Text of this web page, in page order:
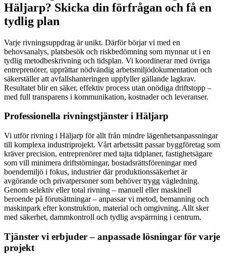
Häljarp? Skicka din förfrågan och få en
tydlig plan
Varje rivningsuppdrag är unikt. Därför börjar vi med en
behovsanalys, platsbesök och riskbedömning som mynnar ut i en
tydlig metodbeskrivning och tidsplan. Vi koordinerar med övriga
entreprenörer, upprättar nödvändig arbetsmiljödokumentation och
säkerställer att avfallshanteringen uppfyller gällande lagkrav.
Resultatet blir en säker, effektiv process utan onödiga driftstopp –
med full transparens i kommunikation, kostnader och leveranser.
Professionella rivningstjänster i Häljarp
Vi utför rivning i Häljarp för allt från mindre lägenhetsanpassningar
till komplexa industriprojekt. Vårt arbetssätt passar byggföretag som
kräver precision, entreprenörer med tajta tidplaner, fastighetsägare
som vill minimera driftstörningar, bostadsrättsföreningar med
boendemiljö i fokus, industrier där produktionssäkerhet är
avgörande och privatpersoner som behöver trygg vägledning.
Genom selektiv eller total rivning – manuell eller maskinell
beroende på förutsättningar – anpassar vi metod, bemanning och
maskinpark efter konstruktion, material och omgivning. Allt sker
med säkerhet, dammkontroll och tydlig avspärrning i centrum.
Tjänster vi erbjuder – anpassade lösningar för varje
projekt